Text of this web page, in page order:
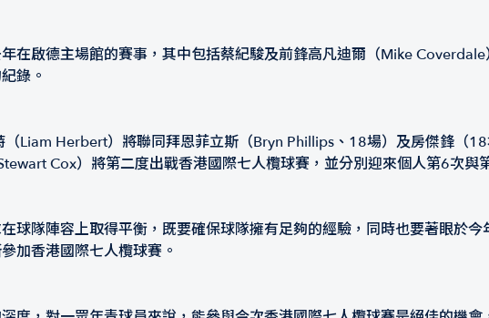
在啟德主場館的賽事，其中包括蔡紀駿及前鋒高凡迪爾（Mike
錄。
Liam Herbert）將聯同拜恩菲立斯（Bryn Phillips、18場）及房傑鋒（
Cox）將第二度出戰香港國際七人欖球賽，並分別迎來個人第6次與
球隊陣容上取得平衡，既要確保球隊擁有足夠的經驗，同時也要著眼於
加香港國際七人欖球賽。